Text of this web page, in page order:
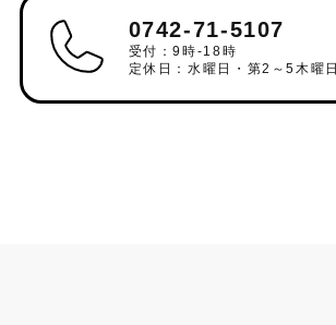
0742-71-5107
受付：9時-18時
定休日：水曜日・第2～5木曜日